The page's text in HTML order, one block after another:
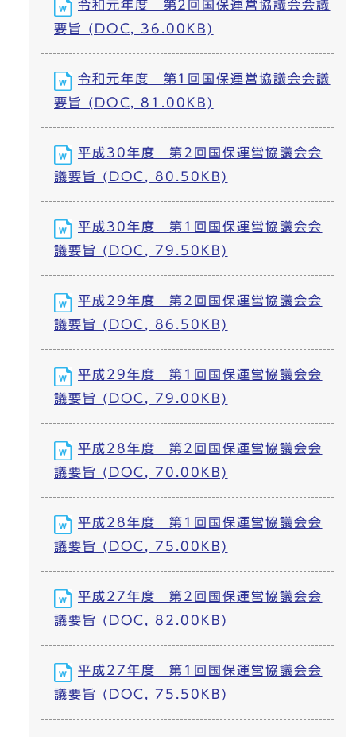
令和元年度 第2回国保運営協議会会議
要旨 (DOC, 36.00KB)
令和元年度 第1回国保運営協議会会議
要旨 (DOC, 81.00KB)
平成30年度 第2回国保運営協議会会
議要旨 (DOC, 80.50KB)
平成30年度 第1回国保運営協議会会
議要旨 (DOC, 79.50KB)
平成29年度 第2回国保運営協議会会
議要旨 (DOC, 86.50KB)
平成29年度 第1回国保運営協議会会
議要旨 (DOC, 79.00KB)
平成28年度 第2回国保運営協議会会
議要旨 (DOC, 70.00KB)
平成28年度 第1回国保運営協議会会
議要旨 (DOC, 75.00KB)
平成27年度 第2回国保運営協議会会
議要旨 (DOC, 82.00KB)
平成27年度 第1回国保運営協議会会
議要旨 (DOC, 75.50KB)